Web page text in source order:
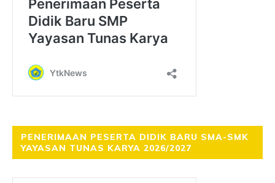
PENERIMAAN PESERTA DIDIK BARU SMA-SMK
YAYASAN TUNAS KARYA 2026/2027